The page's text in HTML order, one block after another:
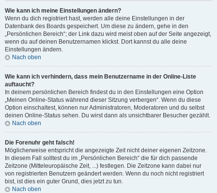
Wie kann ich meine Einstellungen ändern?
Wenn du dich registriert hast, werden alle deine Einstellungen in der
Datenbank des Boards gespeichert. Um diese zu ändern, gehe in den
„Persönlichen Bereich“; der Link dazu wird meist oben auf der Seite angezeigt,
wenn du auf deinen Benutzernamen klickst. Dort kannst du alle deine
Einstellungen ändern.
Nach oben
Wie kann ich verhindern, dass mein Benutzername in der Online-Liste
auftaucht?
In deinem persönlichen Bereich findest du in den Einstellungen eine Option
„Meinen Online-Status während dieser Sitzung verbergen“. Wenn du diese
Option einschaltest, können nur Administratoren, Moderatoren und du selbst
deinen Online-Status sehen. Du wirst dann als unsichtbarer Besucher gezählt.
Nach oben
Die Forenuhr geht falsch!
Möglicherweise entspricht die angezeigte Zeit nicht deiner eigenen Zeitzone.
In diesem Fall solltest du im „Persönlichen Bereich“ die für dich passende
Zeitzone (Mitteleuropäische Zeit, ...) festlegen. Die Zeitzone kann dabei nur
von registrierten Benutzern geändert werden. Wenn du noch nicht registriert
bist, ist dies ein guter Grund, dies jetzt zu tun.
Nach oben